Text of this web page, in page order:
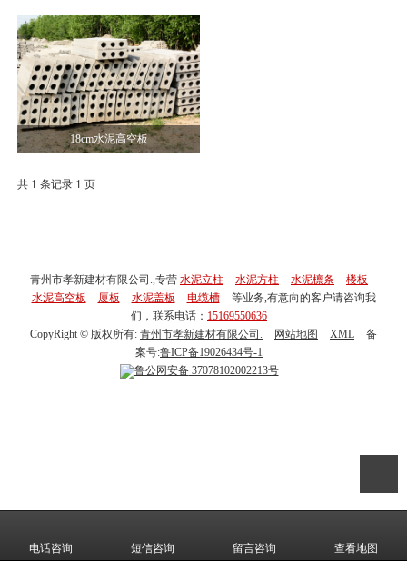
18cm水泥高空板
共 1 条记录 1 页
青州市孝新建材有限公司.,专营 水泥立柱 水泥方柱 水泥檩条
楼板
水泥高空板
厦板 水泥盖板 电缆槽
等业务,有意向的客户请咨询我
们，联系电话： 15169550636
CopyRight © 版权所有: 青州市孝新建材有限公司. 网站地图 XML
备
案号:鲁ICP备19026434号-1
鲁公网安备37078102002213号
电话咨询 短信咨询 留言咨询 查看地图